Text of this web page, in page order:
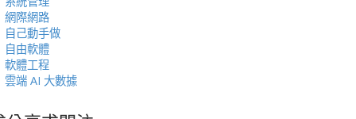
網際網路
自己動手做
自由軟體
軟體工程
雲端 AI 大數據